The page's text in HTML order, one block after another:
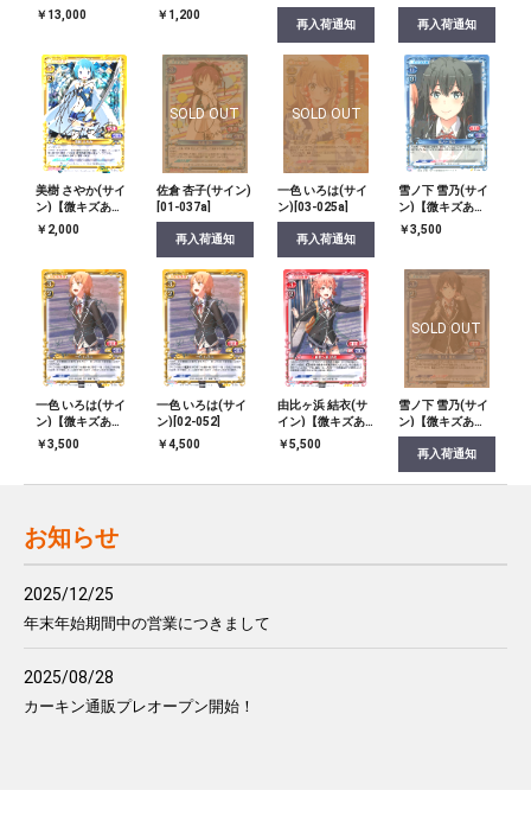
[ST-004]
￥13,000
[ST-001]
￥1,200
り】[04-016a]
再入荷通知
り】[04-044a]
再入荷通知
美樹 さやか(サイ
ン)【微キズあ
り】[02-013a]
￥2,000
SOLD OUT
佐倉 杏子(サイン)
[01-037a]
再入荷通知
SOLD OUT
一色 いろは(サイ
ン)[03-025a]
再入荷通知
雪ノ下 雪乃(サイ
ン)【微キズあ
り】[ST-001]
￥3,500
一色 いろは(サイ
ン)【微キズあ
り】[02-052]
￥3,500
一色 いろは(サイ
ン)[02-052]
￥4,500
由比ヶ浜 結衣(サ
イン)【微キズあ
り】[02-032]
￥5,500
SOLD OUT
雪ノ下 雪乃(サイ
ン)【微キズあ
り】[02-003]
再入荷通知
お知らせ
2025/12/25
年末年始期間中の営業につきまして
2025/08/28
カーキン通販プレオープン開始！